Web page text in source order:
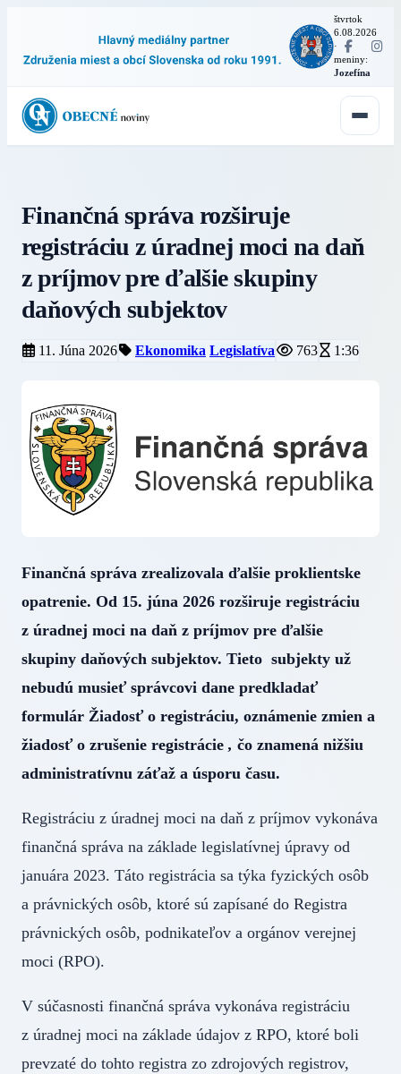
štvrtok
6.08.2026
·
meniny:
Jozefína
Finančná správa rozširuje
registráciu z úradnej moci na daň
z príjmov pre ďalšie skupiny
daňových subjektov
11. Júna 2026 Ekonomika Legislatíva 763 1:36
Finančná správa zrealizovala ďalšie proklientske
opatrenie. Od 15. júna 2026 rozširuje registráciu
z úradnej moci na daň z príjmov pre ďalšie
skupiny daňových subjektov. Tieto subjekty už
nebudú musieť správcovi dane predkladať
formulár Žiadosť o registráciu, oznámenie zmien a
žiadosť o zrušenie registrácie , čo znamená nižšiu
administratívnu záťaž a úsporu času.
Registráciu z úradnej moci na daň z príjmov vykonáva
finančná správa na základe legislatívnej úpravy od
januára 2023. Táto registrácia sa týka fyzických osôb
a právnických osôb, ktoré sú zapísané do Registra
právnických osôb, podnikateľov a orgánov verejnej
moci (RPO).
V súčasnosti finančná správa vykonáva registráciu
z úradnej moci na základe údajov z RPO, ktoré boli
prevzaté do tohto registra zo zdrojových registrov,